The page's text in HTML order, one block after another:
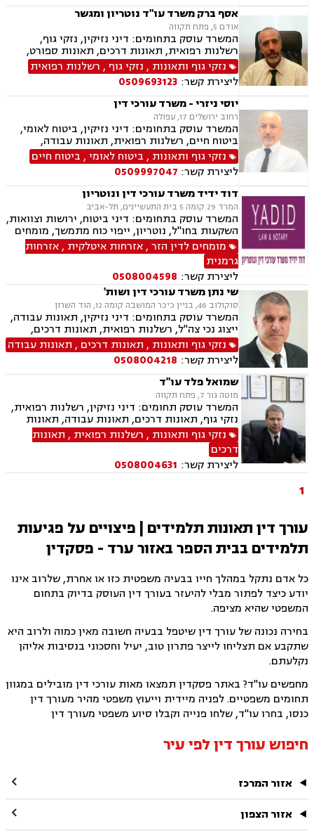
חלוקת רכוש, מגרשים לבניה , נדל"ן, נוטריון,
עסקאות מכר דירה, פינוי בינוי, פינוי מושכר, פירוקים
והקפאות הליכים, צווי הריסה, צווי מניעה, רשויות
מקומיות, רשות מקרקעי ישראל, תאונות עבודה,
תאונות עקב רשלנות, תאונות ספורט, תאונות
תלמידים, תכנון ובניה, ייפוי כוח מתשמך, גישור
ובוררויות
אסף ברק משרד עו"ד נוטריון ומגשר
אודם 5, פתח תקווה
המשרד עוסק בתחומים: דיני נזיקין, נזקי גוף,
רשלנות רפואית, תאונות דרכים, תאונות ספורט,
תאונות עבודה, אבדן כושר עבודה , ביטוח לאומי,
ביטוח חיים , ביטוח סיעודי , דיני ביטוח, נוטריון, נכי
צה"ל, תאונות תלמידים ותאונות עקב רשלנות.
נזקי גוף ותאונות , נזקי גוף , רשלנות רפואית
ליצירת קשר: 0509693123
יוסי ניזרי - משרד עורכי דין
רחוב ירושלים 17, עפולה
המשרד עוסק בתחומים: דיני נזיקין, ביטוח לאומי,
ביטוח חיים, רשלנות רפואית, תאונות עבודה,
תאונות דרכים, תאונות ספורט, נכי צה"ל, רשלנות
רפואית- הריון ולידה, דיני ביטוח, דיני עבודה,
פשיטת רגל, דיני חוזים ומסחר, סדר דין אזרחי
וראיות, דיני מקרקעין, מגשרים, אבדן כושר עבודה ,
אחריות מקצועית, ירושות וצוואות, לשון הרע, משפט
אזרחי, משרד הביטחון, נזקי גוף, תביעות גזזת.
נזקי גוף ותאונות , ביטוח לאומי, ביטוח חיים
ליצירת קשר: 0509997047
דוד ידיד משרד עורכי דין ונוטריון
המרד 29 קומה 5 בית התעשיינים, תל-אביב
המשרד עוסק בתחומים: דיני ביטוח, ירושות וצוואות,
השקעות בחו"ל, נוטריון, ייפוי כוח מתמשך, מומחים
לדין הזר, זכויות ניצולי שואה, אזרחות פורטוגלית,
אזרחות ספרדית, תביעות גזזת, ביטוח סיעודי,
נזיקין, נזקי גוף ורכוש, תאונות עבודה, תאונות
דרכים, תאונות תלמידים, תאונות ספורט
מומחים לדין הזר,אזרחות איטלקית ,אזרחות
גרמנית
ליצירת קשר: 0508004598
שי נתן משרד עורכי דין ושות'
סוקולוב 46, בניין כיכר המושבה קומה 12, הוד השרון
המשרד עוסק בתחומים: דיני נזיקין, תאונות עבודה,
ייצוג נכי צה"ל, רשלנות רפואית, תאונות דרכים,
משרד הביטחון, לשון הרע, ירושות וצוואות, ייפוי כוח
מתמשך
נזקי גוף ותאונות , תאונות דרכים , תאונות עבודה
ליצירת קשר: 0508004218
שמואל פלד עו"ד
מוטה גור 7, פתח תקווה
המשרד עוסק תחומים: דיני נזיקין, רשלנות רפואית,
נזקי גוף, תאונות דרכים, תאונות עבודה, תאונות
תלמידים, ביטוח חיים, אובדן כושר עבודה, ביטוח
סיעודי, נכי צה"ל, תביעות ביטוח, נזקי רכוש, דיני
עבודה, דיני פנסיה, פירוקים והקפאות הליכים,
מקרקעין ונדל"ן, עסקאות מכר דירה, הפקעות
נזקי גוף ותאונות , רשלנות רפואית , תאונות
דרכים
ליצירת קשר: 0508004631
1
עורך דין תאונות תלמידים | פיצויים על פגיעות
תלמידים בבית הספר באזור ערד - פסקדין
כל אדם נתקל במהלך חייו בבעיה משפטית כזו או אחרת, שלרוב אינו
יודע כיצד לפתור מבלי להיעזר בעורך דין העוסק בדיוק בתחום
המשפטי שהיא מציפה.
בחירה נכונה של עורך דין שיטפל בבעיה חשובה מאין כמוה ולרוב היא
שתקבע אם תצליחו לייצר פתרון טוב, יעיל וחסכוני בנסיבות אליהן
נקלעתם.
מחפשים עו"ד? באתר פסקדין תמצאו מאות עורכי דין מובילים במגוון
תחומים משפטיים. לפניה מיידית וייעוץ משפטי מהיר מעורך דין
כנסו, בחרו עו"ד, שלחו פנייה וקבלו סיוע משפטי מעורך דין
חיפוש עורך דין לפי עיר
אזור המרכז 
אזור הצפון 